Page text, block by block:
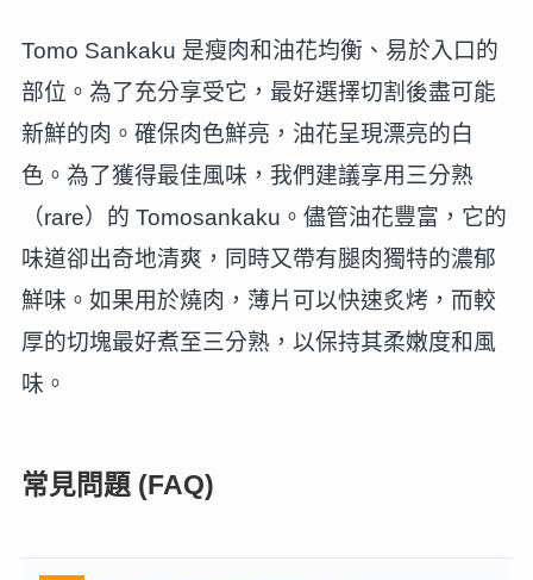
Tomo Sankaku 是瘦肉和油花均衡、易於入口的
部位。為了充分享受它，最好選擇切割後盡可能
新鮮的肉。確保肉色鮮亮，油花呈現漂亮的白
色。為了獲得最佳風味，我們建議享用三分熟
（rare）的 Tomosankaku。儘管油花豐富，它的
味道卻出奇地清爽，同時又帶有腿肉獨特的濃郁
鮮味。如果用於燒肉，薄片可以快速炙烤，而較
厚的切塊最好煮至三分熟，以保持其柔嫩度和風
味。
常見問題 (FAQ)